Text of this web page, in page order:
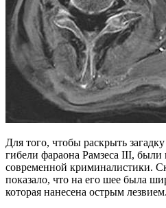
Для того, чтобы раскрыть
гибели фараона Рамзеса III,
современной криминалистики.
показало, что на его шее была
которая нанесена острым лезвием.